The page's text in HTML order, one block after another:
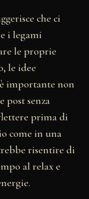
che ci
i legami
le proprie
le idee
importante non
post senza
prima di
come in una
risentire di
al relax e